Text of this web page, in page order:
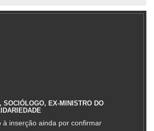
SOCIÓLOGO, EX-MINISTRO DO
à inserção ainda por confirmar